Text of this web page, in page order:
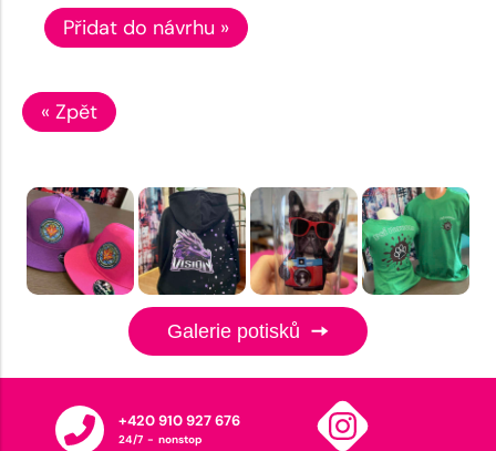
Přidat do návrhu »
« Zpět
Galerie potisků
+420 910 927 676
24/7 - nonstop